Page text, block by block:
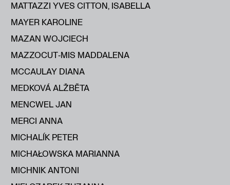
MATTAZZI YVES CITTON, ISABELLA
MAYER KAROLINE
MAZAN WOJCIECH
MAZZOCUT‑MIS MADDALENA
MCCAULAY DIANA
MEDKOVÁ ALŽBĔTA
MENCWEL JAN
MERCI ANNA
MICHALÍK PETER
MICHAŁOWSKA MARIANNA
MICHNIK ANTONI